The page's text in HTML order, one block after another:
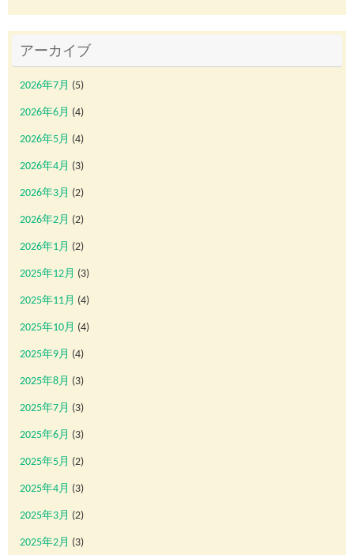
アーカイブ
2026年7月 (5)
2026年6月 (4)
2026年5月 (4)
2026年4月 (3)
2026年3月 (2)
2026年2月 (2)
2026年1月 (2)
2025年12月 (3)
2025年11月 (4)
2025年10月 (4)
2025年9月 (4)
2025年8月 (3)
2025年7月 (3)
2025年6月 (3)
2025年5月 (2)
2025年4月 (3)
2025年3月 (2)
2025年2月 (3)